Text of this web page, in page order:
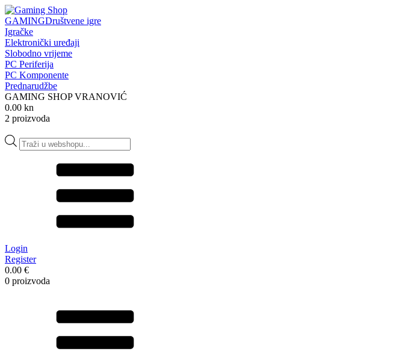
GAMINGDruštvene igre
Igračke
Elektronički uređaji
Slobodno vrijeme
PC Periferija
PC Komponente
Prednarudžbe
GAMING SHOP VRANOVIĆ
0.00 kn
2 proizvoda
Products
search
Login
Register
0.00 €
0 proizvoda